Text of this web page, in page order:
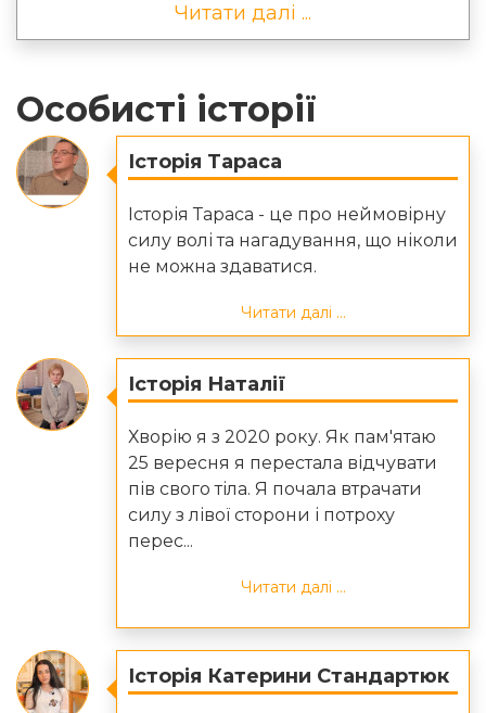
Читати далі ...
Особисті історії
Історія Тараса
Історія Тараса - це про неймовірну
силу волі та нагадування, що ніколи
не можна здаватися.
Читати далі ...
Історія Наталії
Хворію я з 2020 року. Як пам'ятаю
25 вересня я перестала відчувати
пів свого тіла. Я почала втрачати
силу з лівої сторони і потроху
перес...
Читати далі ...
Історія Катерини Стандартюк